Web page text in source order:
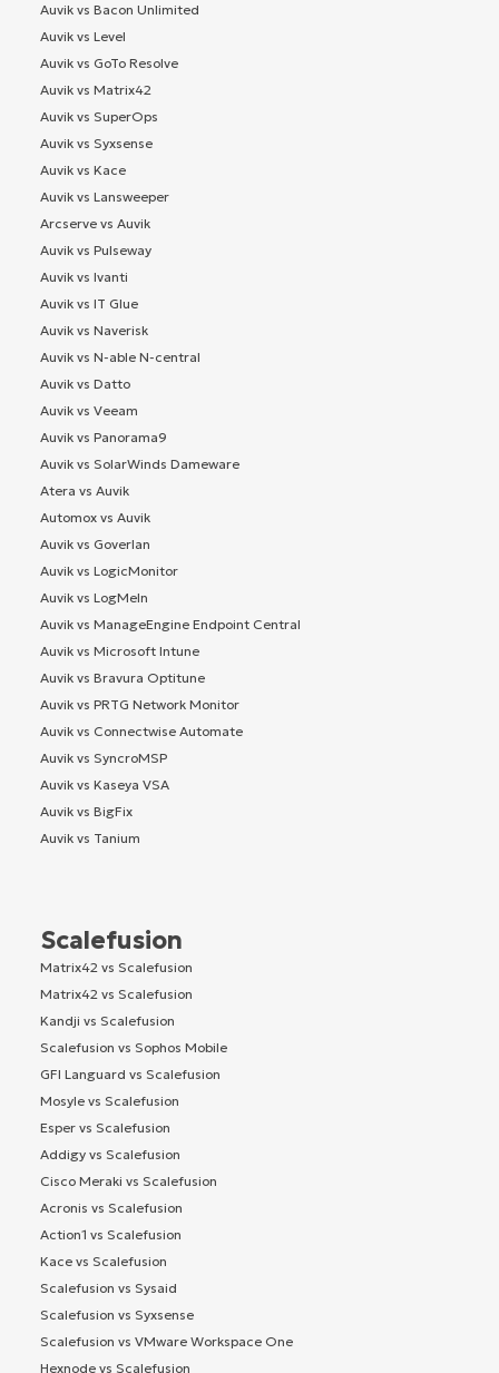
Auvik vs Bacon Unlimited
Auvik vs Level
Auvik vs GoTo Resolve
Auvik vs Matrix42
Auvik vs SuperOps
Auvik vs Syxsense
Auvik vs Kace
Auvik vs Lansweeper
Arcserve vs Auvik
Auvik vs Pulseway
Auvik vs Ivanti
Auvik vs IT Glue
Auvik vs Naverisk
Auvik vs N-able N-central
Auvik vs Datto
Auvik vs Veeam
Auvik vs Panorama9
Auvik vs SolarWinds Dameware
Atera vs Auvik
Automox vs Auvik
Auvik vs Goverlan
Auvik vs LogicMonitor
Auvik vs LogMeIn
Auvik vs ManageEngine Endpoint Central
Auvik vs Microsoft Intune
Auvik vs Bravura Optitune
Auvik vs PRTG Network Monitor
Auvik vs Connectwise Automate
Auvik vs SyncroMSP
Auvik vs Kaseya VSA
Auvik vs BigFix
Auvik vs Tanium
Scalefusion
Matrix42 vs Scalefusion
Matrix42 vs Scalefusion
Kandji vs Scalefusion
Scalefusion vs Sophos Mobile
GFI Languard vs Scalefusion
Mosyle vs Scalefusion
Esper vs Scalefusion
Addigy vs Scalefusion
Cisco Meraki vs Scalefusion
Acronis vs Scalefusion
Action1 vs Scalefusion
Kace vs Scalefusion
Scalefusion vs Sysaid
Scalefusion vs Syxsense
Scalefusion vs VMware Workspace One
Hexnode vs Scalefusion